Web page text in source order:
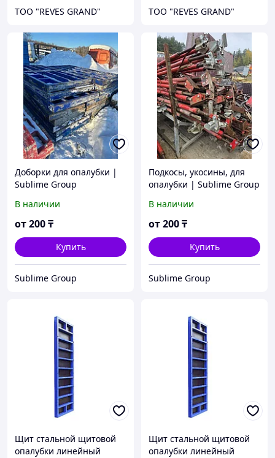
ТОО "REVES GRAND" ТОО "REVES GRAND"
Доборки для опалубки |
Sublime Group
В наличии
от200₸
Купить
Sublime Group
Подкосы, укосины, для
опалубки | Sublime Group
В наличии
от200₸
Купить
Sublime Group
Щит стальной щитовой
опалубки линейный
Щит стальной щитовой
опалубки линейный